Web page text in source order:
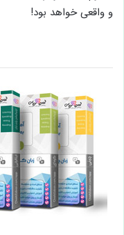
و واقعی خواهد بود!